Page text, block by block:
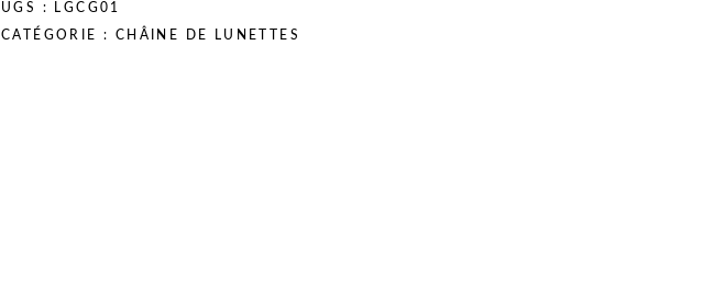
UGS : LGCG01
CATÉGORIE : CHÂINE DE LUNETTES